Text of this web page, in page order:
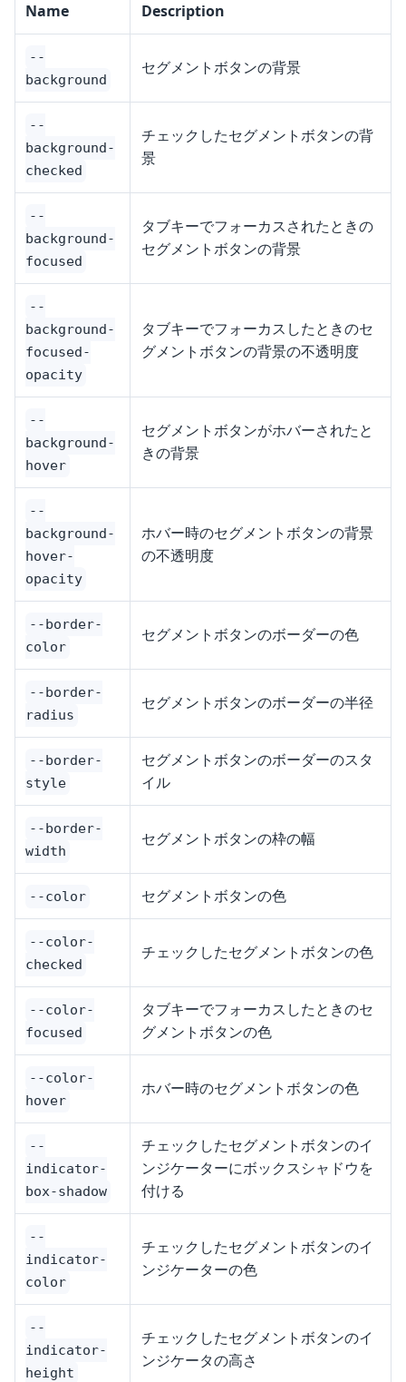
Name Description
--
background
セグメントボタンの背景
--
background-
checked
チェックしたセグメントボタンの背
景
--
background-
focused
タブキーでフォーカスされたときの
セグメントボタンの背景
--
background-
focused-
opacity
タブキーでフォーカスしたときのセ
グメントボタンの背景の不透明度
--
background-
hover
セグメントボタンがホバーされたと
きの背景
--
background-
hover-
opacity
ホバー時のセグメントボタンの背景
の不透明度
--border-
color
セグメントボタンのボーダーの色
--border-
radius
セグメントボタンのボーダーの半径
--border-
style
セグメントボタンのボーダーのスタ
イル
--border-
width
セグメントボタンの枠の幅
--color セグメントボタンの色
--color-
checked
チェックしたセグメントボタンの色
--color-
focused
タブキーでフォーカスしたときのセ
グメントボタンの色
--color-
hover
ホバー時のセグメントボタンの色
--
indicator-
box-shadow
チェックしたセグメントボタンのイ
ンジケーターにボックスシャドウを
付ける
--
indicator-
color
チェックしたセグメントボタンのイ
ンジケーターの色
--
indicator-
height
チェックしたセグメントボタンのイ
ンジケータの高さ